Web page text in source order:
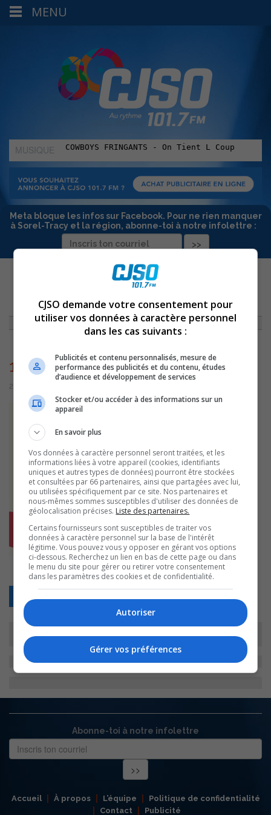
MUSIQUE
:
Meta bloque les infos sur Facebook. Pour ne rien manquer
à Sorel-Tracy et la région, abonne-toi à notre infolettre :
PAR LA MRC PIERRE-DE-SAUREL»102
102
20 septembre 2022 | Par Équipe CJSO
Retour
Abonne-toi à notre infolettre
Accueil À propos L’équipe
Politique de confidentialité
Contact
Publicité
MENU
CJSO demande votre consentement pour
utiliser vos données à caractère personnel
dans les cas suivants :
Publicités et contenu personnalisés, mesure de
performance des publicités et du contenu, études
d’audience et développement de services
Stocker et/ou accéder à des informations sur un
appareil
En savoir plus
Vos données à caractère personnel seront traitées, et les
informations liées à votre appareil (cookies, identifiants
uniques et autres types de données) pourront être stockées
et consultées par 66 partenaires, ainsi que partagées avec lui,
ou utilisées spécifiquement par ce site. Nos partenaires et
nous-mêmes sommes susceptibles d'utiliser des données de
géolocalisation précises. Liste des partenaires.
Certains fournisseurs sont susceptibles de traiter vos
données à caractère personnel sur la base de l'intérêt
légitime. Vous pouvez vous y opposer en gérant vos options
ci-dessous. Recherchez un lien en bas de cette page ou dans
le menu du site pour gérer ou retirer votre consentement
dans les paramètres des cookies et de confidentialité.
Autoriser
Gérer vos préférences